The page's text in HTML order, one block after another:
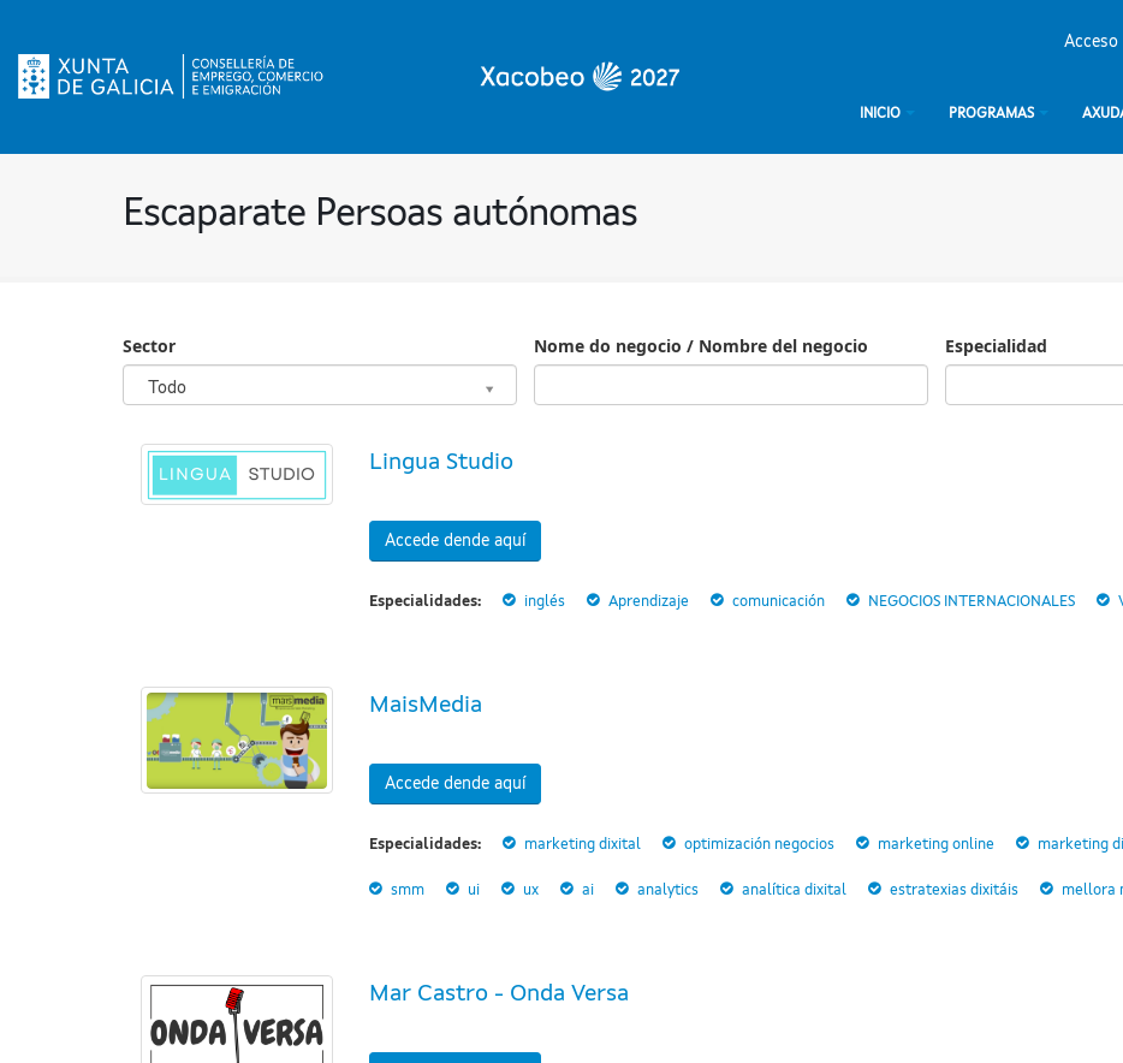
INICIO PROGRAMAS
Escaparate Persoas autónomas
Sector
Todo
Sector
Nome do negocio / Nombre del negocio
Especialidad
Lingua Studio
Accede dende aquí
Especialidades: inglés Aprendizaje comunicación NEGOCIOS INTERNACIONALES
MaisMedia
Accede dende aquí
Especialidades: marketing dixital optimización negocios marketing online marketing
smm ui ux ai analytics analítica dixital estratexias dixitáis mellora
Mar Castro - Onda Versa